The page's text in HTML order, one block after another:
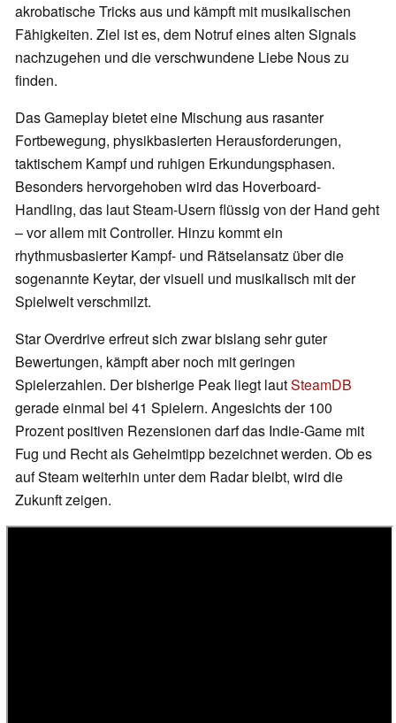
akrobatische Tricks aus und kämpft mit musikalischen
Fähigkeiten. Ziel ist es, dem Notruf eines alten Signals
nachzugehen und die verschwundene Liebe Nous zu
finden.
Das Gameplay bietet eine Mischung aus rasanter
Fortbewegung, physikbasierten Herausforderungen,
taktischem Kampf und ruhigen Erkundungsphasen.
Besonders hervorgehoben wird das Hoverboard-
Handling, das laut Steam-Usern flüssig von der Hand geht
– vor allem mit Controller. Hinzu kommt ein
rhythmusbasierter Kampf- und Rätselansatz über die
sogenannte Keytar, der visuell und musikalisch mit der
Spielwelt verschmilzt.
Star Overdrive erfreut sich zwar bislang sehr guter
Bewertungen, kämpft aber noch mit geringen
Spielerzahlen. Der bisherige Peak liegt lautSteamDB
gerade einmal bei 41 Spielern. Angesichts der 100
Prozent positiven Rezensionen darf das Indie-Game mit
Fug und Recht als Geheimtipp bezeichnet werden. Ob es
auf Steam weiterhin unter dem Radar bleibt, wird die
Zukunft zeigen.